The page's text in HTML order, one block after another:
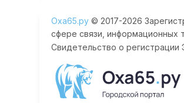
Оха65.ру © 2017-2026
сфере связи, информационных
Свидетельство о